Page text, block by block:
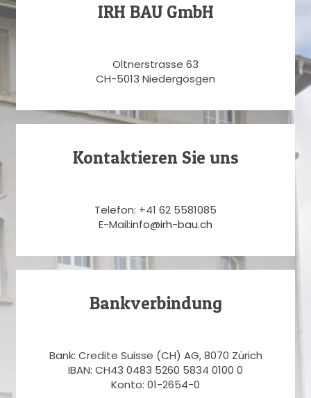
IRH BAU GmbH
Oltnerstrasse 63
CH-5013 Niedergösgen
Kontaktieren Sie uns
Telefon: +41 62 5581085
E-Mail:info@irh-bau.ch
Bankverbindung
Bank: Credite Suisse (CH) AG, 8070 Zürich
IBAN: CH43 0483 5260 5834 0100 0
Konto: 01-2654-0